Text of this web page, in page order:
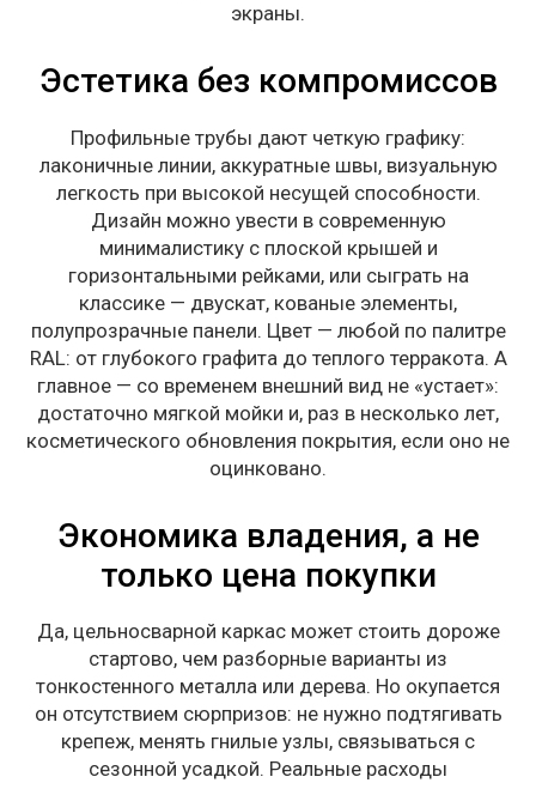
экраны.
Эстетика без компромиссов
Профильные трубы дают четкую графику:
лаконичные линии, аккуратные швы, визуальную
легкость при высокой несущей способности.
Дизайн можно увести в современную
минималистику с плоской крышей и
горизонтальными рейками, или сыграть на
классике — двускат, кованые элементы,
полупрозрачные панели. Цвет — любой по палитре
RAL: от глубокого графита до теплого терракота. А
главное — со временем внешний вид не «устает»:
достаточно мягкой мойки и, раз в несколько лет,
косметического обновления покрытия, если оно не
оцинковано.
Экономика владения, а не
только цена покупки
Да, цельносварной каркас может стоить дороже
стартово, чем разборные варианты из
тонкостенного металла или дерева. Но окупается
он отсутствием сюрпризов: не нужно подтягивать
крепеж, менять гнилые узлы, связываться с
сезонной усадкой. Реальные расходы